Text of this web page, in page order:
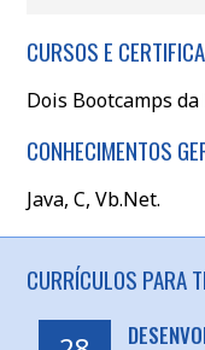
CURSOS E
Dois Bootcamps
CONHECIMENTOS
Java, C, Vb.Net.
CURRÍCULOS PARA